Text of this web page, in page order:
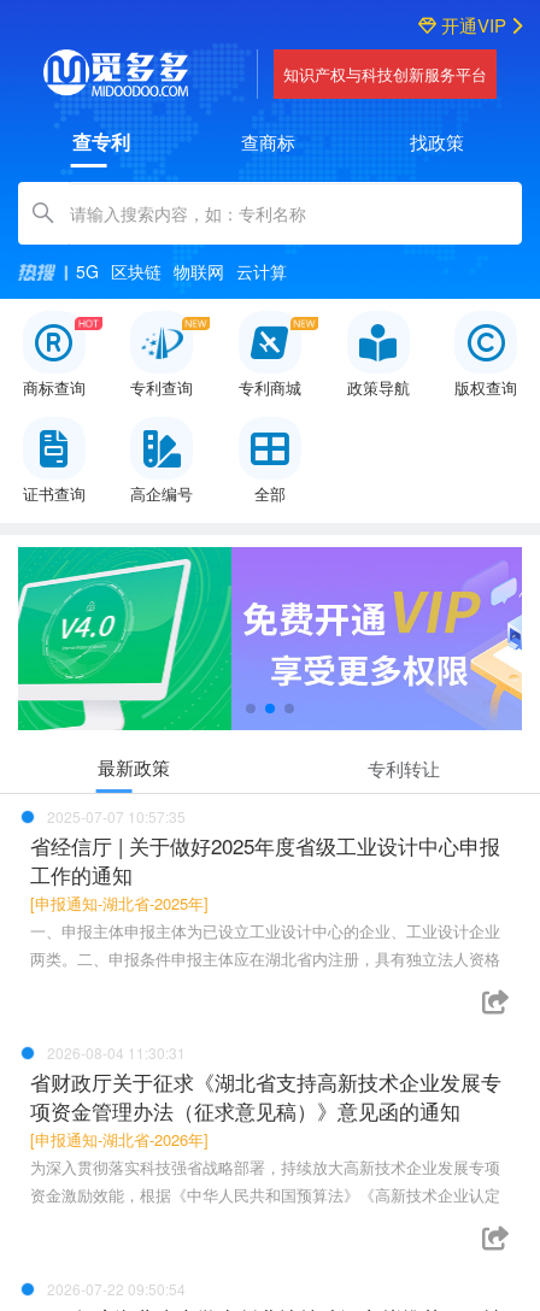
开通VIP
知识产权与科技创新服务平台
查专利 查商标 找政策
Amount (in dollars)
5G 区块链 物联网 云计算
商标查询 专利查询 专利商城 政策导航 版权查询
证书查询 高企编号 全部
最新政策 专利转让
2025-07-07 10:57:35
省经信厅 | 关于做好2025年度省级工业设计中心申报
工作的通知
[申报通知-湖北省-2025年]
一、申报主体申报主体为已设立工业设计中心的企业、工业设计企业
两类。二、申报条件申报主体应在湖北省内注册，具有独立法人资格
2026-08-04 11:30:31
省财政厅关于征求《湖北省支持高新技术企业发展专
项资金管理办法（征求意见稿）》意见函的通知
[申报通知-湖北省-2026年]
为深入贯彻落实科技强省战略部署，持续放大高新技术企业发展专项
资金激励效能，根据《中华人民共和国预算法》《高新技术企业认定
2026-07-22 09:50:54